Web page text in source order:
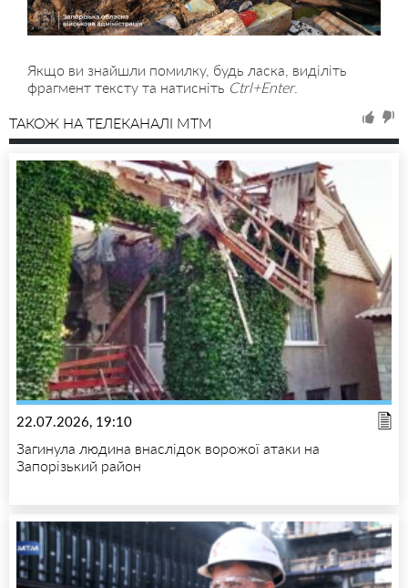
Якщо ви знайшли помилку, будь ласка, виділіть
фрагмент тексту та натисніть Ctrl+Enter.
ТАКОЖ НА ТЕЛЕКАНАЛІ MTM
22.07.2026, 19:10
Загинула людина внаслідок ворожої атаки на
Запорізький район